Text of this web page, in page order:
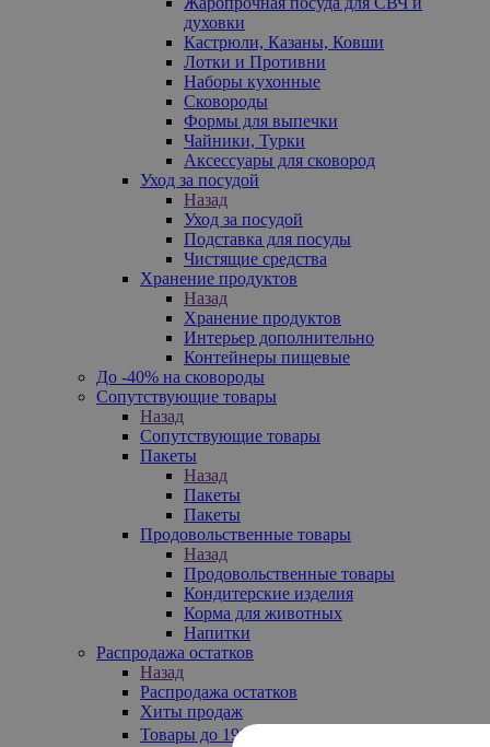
духовки
Кастрюли, Казаны, Ковши
Лотки и Противни
Наборы кухонные
Сковороды
Формы для выпечки
Чайники, Турки
Аксессуары для сковород
Уход за посудой
Назад
Уход за посудой
Подставка для посуды
Чистящие средства
Хранение продуктов
Назад
Хранение продуктов
Интерьер дополнительно
Контейнеры пищевые
До -40% на сковороды
Сопутствующие товары
Назад
Сопутствующие товары
Пакеты
Назад
Пакеты
Пакеты
Продовольственные товары
Назад
Продовольственные товары
Кондитерские изделия
Корма для животных
Напитки
Распродажа остатков
Назад
Распродажа остатков
Хиты продаж
Товары до 199₽